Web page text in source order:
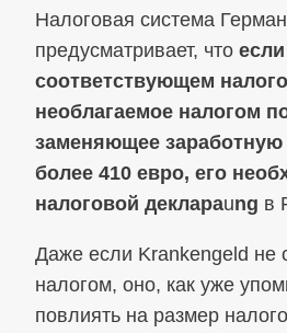
Налоговая система
предусматривает, что
соответствующем
необлагаемое налогом
заменяющее заработную
более 410 евро, его
налоговой деклараung в
Даже если Krankengeld не
налогом, оно, как уже
повлиять на размер